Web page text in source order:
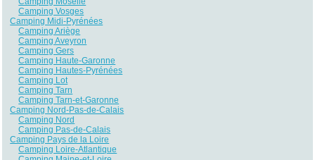
Camping Vosges
Camping Midi-Pyrénées
Camping Ariège
Camping Aveyron
Camping Gers
Camping Haute-Garonne
Camping Hautes-Pyrénées
Camping Lot
Camping Tarn
Camping Tarn-et-Garonne
Camping Nord-Pas-de-Calais
Camping Nord
Camping Pas-de-Calais
Camping Pays de la Loire
Camping Loire-Atlantique